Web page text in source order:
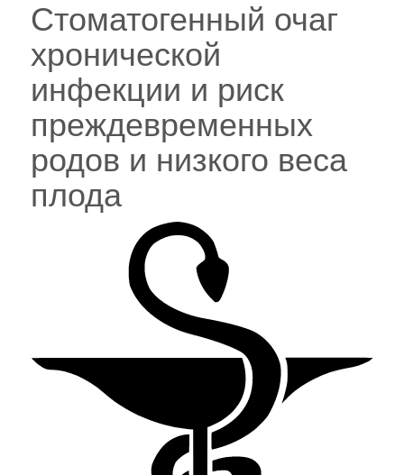
Стоматогенный очаг
хронической
инфекции и риск
преждевременных
родов и низкого веса
плода